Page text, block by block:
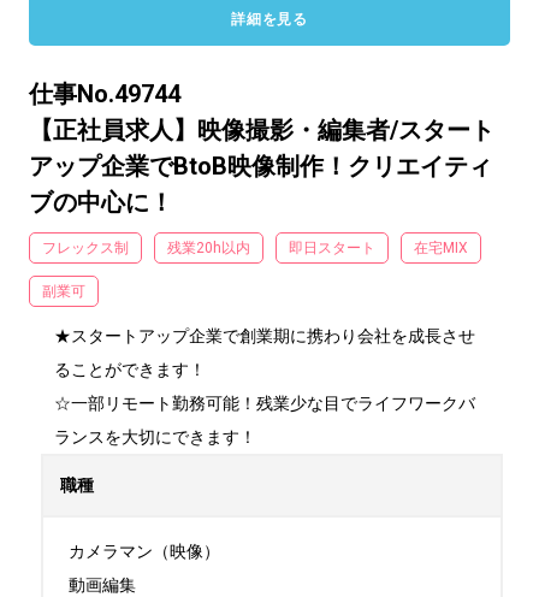
詳細を見る
仕事No.49744
【正社員求人】映像撮影・編集者/スタート
アップ企業でBtoB映像制作！クリエイティ
ブの中心に！
フレックス制 残業20h以内 即日スタート 在宅MIX
副業可
★スタートアップ企業で創業期に携わり会社を成長させ
ることができます！
☆一部リモート勤務可能！残業少な目でライフワークバ
ランスを大切にできます！
職種
カメラマン（映像）
動画編集